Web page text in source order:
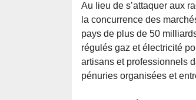
Au lieu de s’attaquer aux
la concurrence des
pays de plus de 50
régulés gaz et électricité
artisans et professionnels
pénuries organisées et